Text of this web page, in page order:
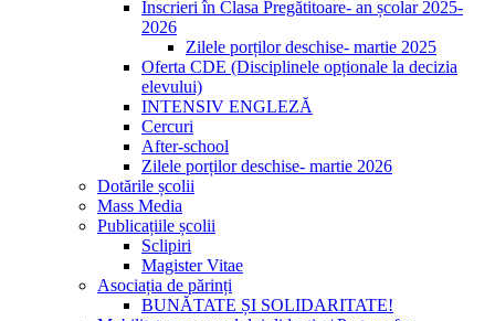
Înscrieri în Clasa Pregătitoare- an școlar 2025-
2026
Zilele porților deschise- martie 2025
Oferta CDE (Disciplinele opționale la decizia
elevului)
INTENSIV ENGLEZĂ
Cercuri
After-school
Zilele porților deschise- martie 2026
Dotările școlii
Mass Media
Publicațiile școlii
Sclipiri
Magister Vitae
Asociația de părinți
BUNĂTATE ȘI SOLIDARITATE!